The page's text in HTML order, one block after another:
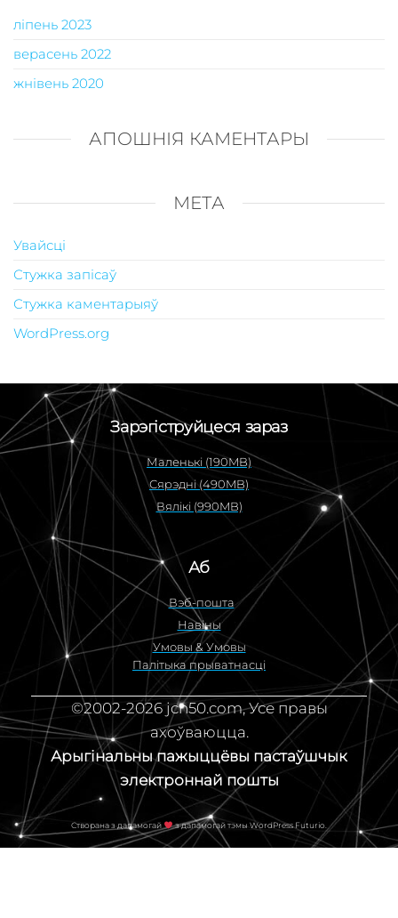
ліпень 2023
верасень 2022
жнівень 2020
АПОШНІЯ КАМЕНТАРЫ
МЕТА
Увайсці
Стужка запісаў
Стужка каментарыяў
WordPress.org
Зарэгіструйцеся зараз
Маленькі (190MB)
Сярэдні (490MB)
Вялікі (990MB)
Аб
Вэб-пошта
Навіны
Умовы & Умовы
Палітыка прыватнасці
©2002-2026 jcn50.com, Усе правы
ахоўваюцца.
Арыгінальны пажыццёвы пастаўшчык
электроннай пошты
Створана з дапамогай з дапамогай тэмы WordPress Futurio.